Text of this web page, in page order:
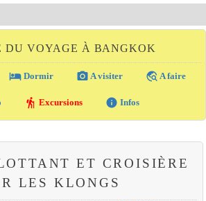
DU VOYAGE À BANGKOK
local_hotel Dormir photo_camera A visiter travel_explore A faire
hiking Excursions info Infos
ET CROISIÈRE
LES KLONGS